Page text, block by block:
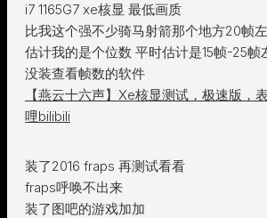
i7 1165G7 xe核显 最低画质
比我这个强不少骑马射箭那个地方20帧
估计我的是个位数 平时估计是15帧-25帧
没装查看帧数的软件
【燕云十六声】Xe核显测试，极速版，
哩bilibili
装了2016 fraps 再测试看看
fraps呼唤不出来
装了图吧的游戏加加